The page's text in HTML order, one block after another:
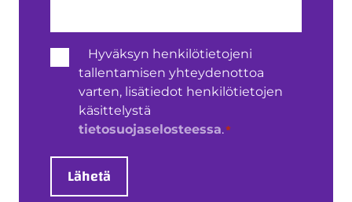
Henkilötietojen
käsittely*
Hyväksyn henkilötietojeni
tallentamisen yhteydenottoa
varten, lisätiedot henkilötietojen
käsittelystä
tietosuojaselosteessa.*
Lähetä